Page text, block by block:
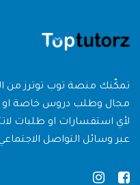
تمكّنك منصة توب توترز
مجال وطلب دروس خاصة او
لأي استفسارات او طلبات
عبر وسائل التواصل